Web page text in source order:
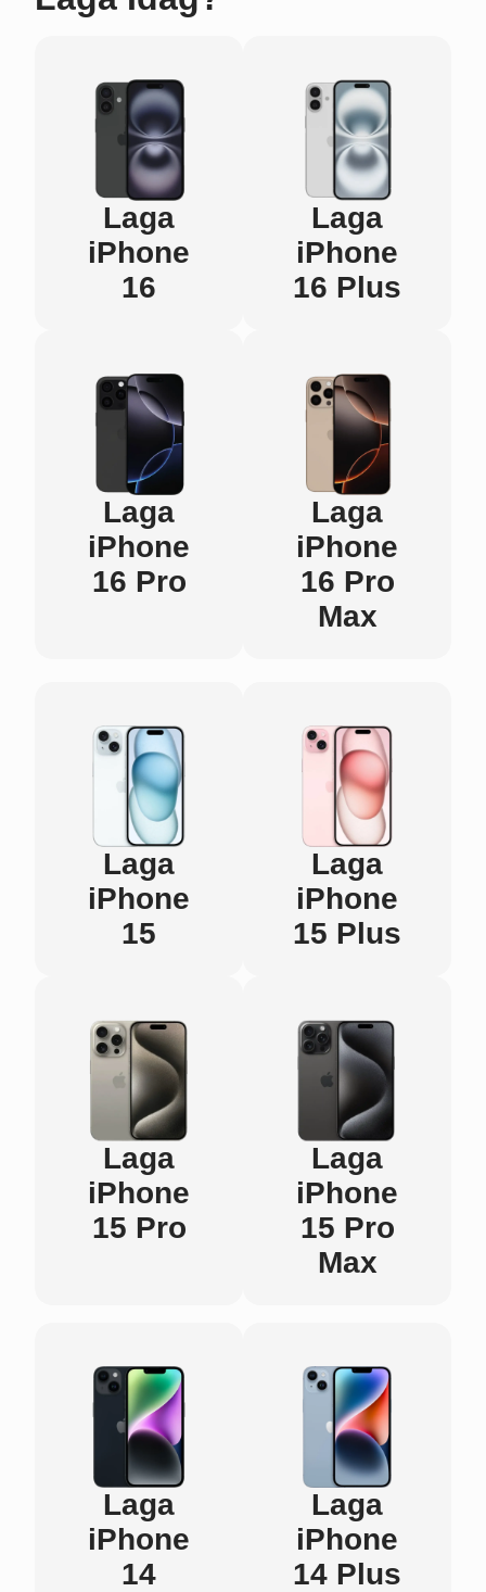
Laga
iPhone
16
Laga
iPhone
16 Plus
Laga
iPhone
16 Pro
Laga
iPhone
16 Pro
Max
Laga
iPhone
15
Laga
iPhone
15 Plus
Laga
iPhone
15 Pro
Laga
iPhone
15 Pro
Max
Laga
iPhone
14
Laga
iPhone
14 Plus